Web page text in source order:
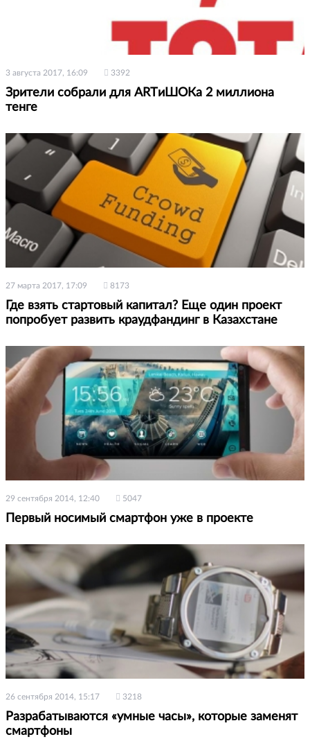
3 августа 2017, 16:09 3392
Зрители собрали для ARTиШОКа 2 миллиона
тенге
27 марта 2017, 17:09 8173
Где взять стартовый капитал? Еще один проект
попробует развить краудфандинг в Казахстане
29 сентября 2014, 12:40 5047
Первый носимый смартфон уже в проекте
26 сентября 2014, 15:17 3218
Разрабатываются «умные часы», которые заменят
смартфоны